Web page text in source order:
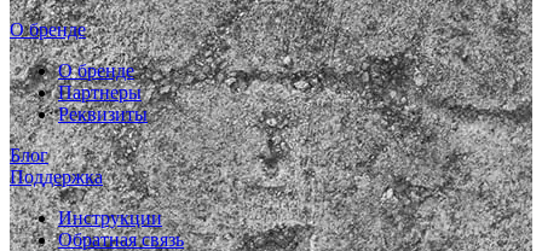
О бренде
О бренде
Партнеры
Реквизиты
Блог
Поддержка
Инструкции
Обратная связь